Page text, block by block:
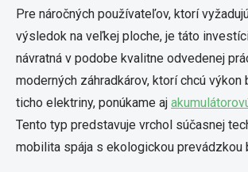
Pre náročných používateľov, ktorí
výsledok na veľkej ploche, je táto
návratná v podobe kvalitne odvedenej
moderných záhradkárov, ktorí chcú výkon
ticho elektriny, ponúkame aj
Tento typ predstavuje vrchol súčasnej
mobilita spája s ekologickou prevádzkou